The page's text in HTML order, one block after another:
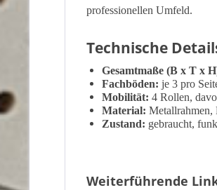
professionellen Umfeld.
Technische
Gesamtmaße (B x T x
Fachböden: je 3 pro
Mobilität: 4 Rollen,
Material: Metallrahmen,
Zustand: gebraucht,
Weiterführende